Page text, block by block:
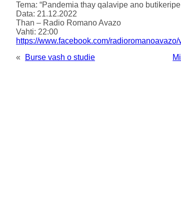
Tema: “Pandemia thay qalavipe ano
Data: 21.12.2022
Than – Radio Romano Avazo
Vahti: 22:00
https://www.facebook.com/
«
Burse vash o studie